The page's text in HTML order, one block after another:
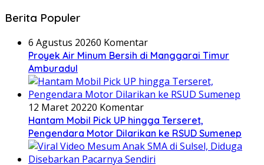
Berita Populer
6 Agustus 20260 Komentar
Proyek Air Minum Bersih di Manggarai Timur
Amburadul
12 Maret 20220 Komentar
Hantam Mobil Pick UP hingga Terseret,
Pengendara Motor Dilarikan ke RSUD Sumenep